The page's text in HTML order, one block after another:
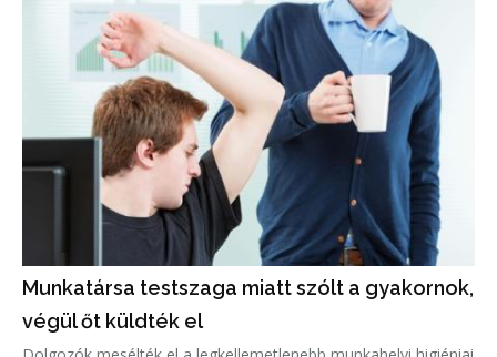
Munkatársa testszaga miatt szólt a gyakornok,
végül őt küldték el